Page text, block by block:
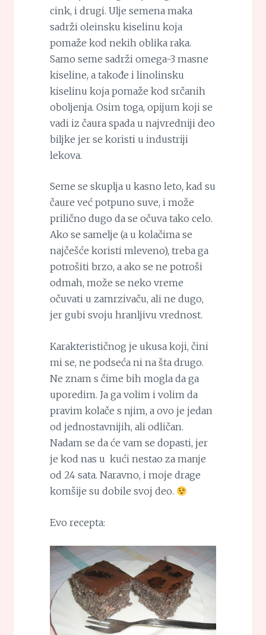
cink, i drugi. Ulje semena maka
sadrži oleinsku kiselinu koja
pomaže kod nekih oblika raka.
Samo seme sadrži omega-3 masne
kiseline, a takođe i linolinsku
kiselinu koja pomaže kod srčanih
oboljenja. Osim toga, opijum koji se
vadi iz čaura spada u najvredniji deo
biljke jer se koristi u industriji
lekova.
Seme se skuplja u kasno leto, kad su
čaure već potpuno suve, i može
prilično dugo da se očuva tako celo.
Ako se samelje (a u kolačima se
najčešće koristi mleveno), treba ga
potrošiti brzo, a ako se ne potroši
odmah, može se neko vreme
očuvati u zamrzivaču, ali ne dugo,
jer gubi svoju hranljivu vrednost.
Karakterističnog je ukusa koji, čini
mi se, ne podseća ni na šta drugo.
Ne znam s čime bih mogla da ga
uporedim. Ja ga volim i volim da
pravim kolače s njim, a ovo je jedan
od jednostavnijih, ali odličan.
Nadam se da će vam se dopasti, jer
je kod nas u kući nestao za manje
od 24 sata. Naravno, i moje drage
komšije su dobile svoj deo.
Evo recepta: